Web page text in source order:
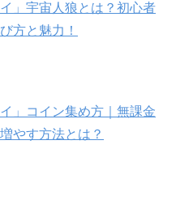
イ」宇宙人狼とは？初心者
方と魅力！
イ」コイン集め方｜無課金
やす方法とは？